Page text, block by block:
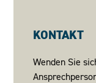
KONTAKT
Wenden Sie